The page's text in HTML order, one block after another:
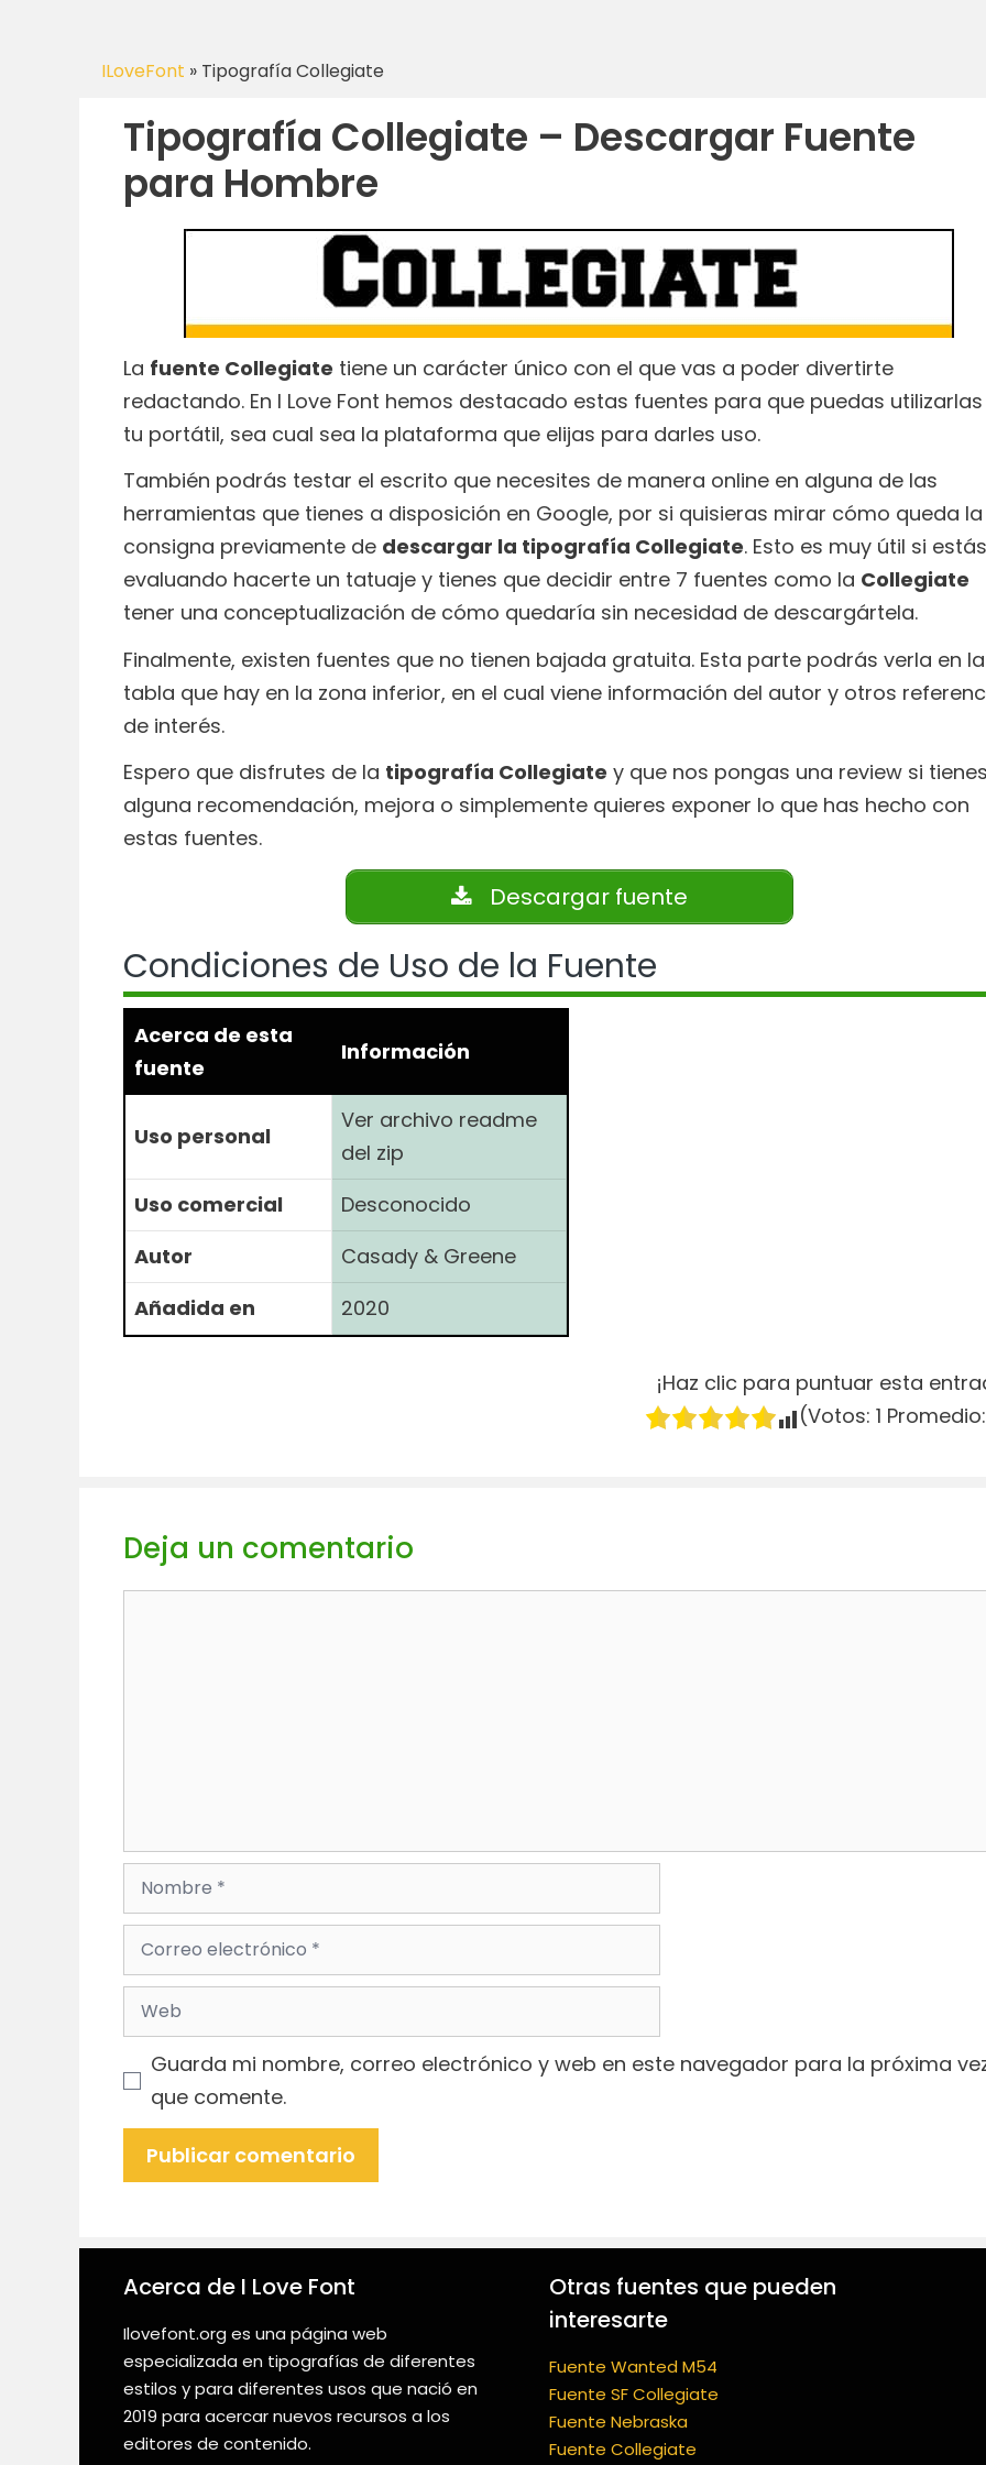
ILoveFont » Tipografía Collegiate
Tipografía Collegiate – Descargar Fuente
para Hombre
La fuente Collegiate tiene un carácter único con el que vas a poder divertirte
redactando. En I Love Font hemos destacado estas fuentes para que puedas
tu portátil, sea cual sea la plataforma que elijas para darles uso.
También podrás testar el escrito que necesites de manera online en alguna de las
herramientas que tienes a disposición en Google, por si quisieras mirar cómo queda la
consigna previamente de descargar la tipografía Collegiate. Esto es muy útil si estás
evaluando hacerte un tatuaje y tienes que decidir entre 7 fuentes como la Collegiate
tener una conceptualización de cómo quedaría sin necesidad de descargártela.
Finalmente, existen fuentes que no tienen bajada gratuita. Esta parte podrás verla en la
tabla que hay en la zona inferior, en el cual viene información del autor y otros
de interés.
Espero que disfrutes de la tipografía Collegiate y que nos pongas una review si
alguna recomendación, mejora o simplemente quieres exponer lo que has hecho con
estas fuentes.
Descargar fuente
Condiciones de Uso de la Fuente
Acerca de esta
fuente
Información
Uso personal
Ver archivo readme
del zip
Uso comercial
Desconocido
Autor
Casady & Greene
Añadida en
2020
¡Haz clic para puntuar esta
(Votos: 1
Deja un comentario
Nombre
Correo
electrónico
Web
Guarda mi nombre, correo electrónico y web en este navegador para la próxima
que comente.
Acerca de I Love Font
Ilovefont.org es una página web
especializada en tipografías de diferentes
estilos y para diferentes usos que nació en
2019 para acercar nuevos recursos a los
editores de contenido.
Otras fuentes que pueden
interesarte
Fuente Wanted M54
Fuente SF Collegiate
Fuente Nebraska
Fuente Collegiate